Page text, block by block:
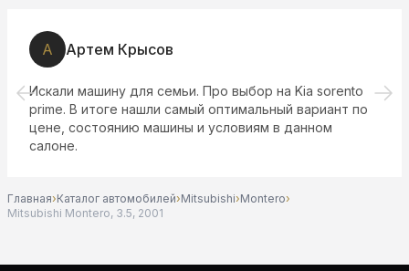
И Иван Х.
Салон понравился, отзывчивый и приятный
персонал..менеджер Дмитрий все доступно и
понятно объяснил и показал..подобрали
Главная›Каталог автомобилей›Mitsubishi›Montero›
Mitsubishi Montero, 3.5, 2001